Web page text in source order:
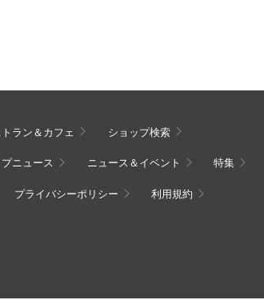
ラン＆カフェ ショップ検索
ニュース ニュース＆イベント 特集
プライバシーポリシー 利用規約